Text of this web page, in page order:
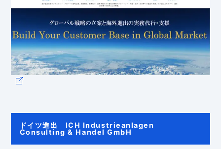
ドイツ進出 ICH Industrieanlagen
Consulting & Handel GmbH